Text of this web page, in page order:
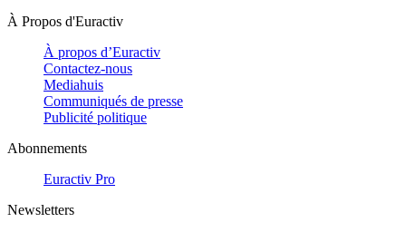
À Propos d'Euractiv
À propos d’Euractiv
Contactez-nous
Mediahuis
Communiqués de presse
Publicité politique
Abonnements
Euractiv Pro
Newsletters